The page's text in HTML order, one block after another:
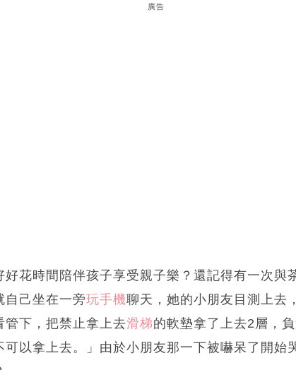
廣告
花時間陪伴孩子享受親子樂？還記得有一次與
自己坐在一旁玩手機聊天，她的小朋友目測上去
管下，把禁止拿上去滑梯的軟墊拿了上去2層，
以拿上去。」由於小朋友那一下被嚇呆了開始